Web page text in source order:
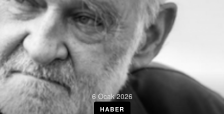
6 Ocak 2026
HABER